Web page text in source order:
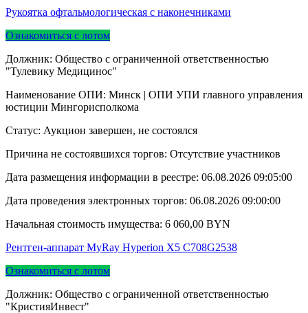
Рукоятка офтальмологическая с наконечниками
Ознакомиться с лотом
Должник: Общество с ограниченной ответственностью
"Тулевику Медицинос"
Наименование ОПИ: Минск | ОПИ УПИ главного управления
юстиции Мингорисполкома
Статус: Аукцион завершен, не состоялся
Причина не состоявшихся торгов: Отсутствие участников
Дата размещения информации в реестре: 06.08.2026 09:05:00
Дата проведения электронных торгов: 06.08.2026 09:00:00
Начальная стоимость имущества: 6 060,00 BYN
Рентген-аппарат MyRay Hyperion X5 C708G2538
Ознакомиться с лотом
Должник: Общество с ограниченной ответственностью
"КристияИнвест"